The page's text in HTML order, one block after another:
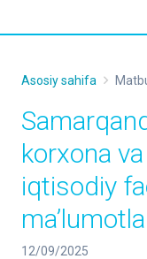
Asosiy sahifa
korxona
iqtisodiy
12/09/2025